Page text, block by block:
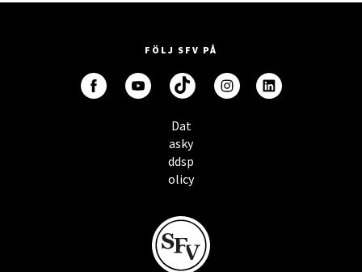
FÖLJ SFV PÅ
Dat
asky
ddsp
olicy